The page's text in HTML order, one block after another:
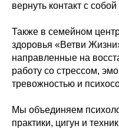
вернуть контакт с
Также в семейном
здоровья «Ветви
направленные на
работу со стрессом,
тревожностью и
Мы объединяем
практики, цигун и